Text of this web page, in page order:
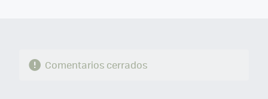
Comentarios cerrados